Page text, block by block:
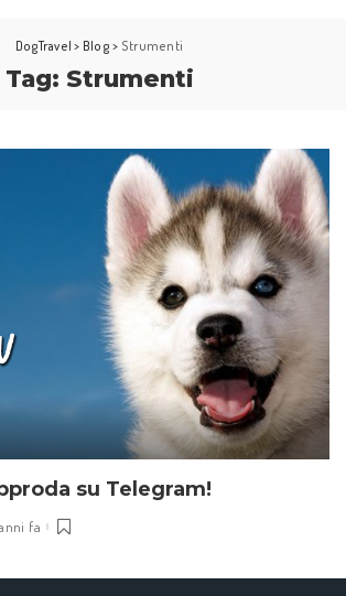
DogTravel > Blog > Strumenti
Tag: Strumenti
su Telegram!
fa